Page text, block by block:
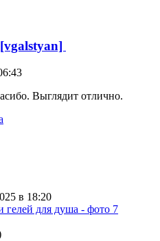
Выглядит отлично.
в 18:20